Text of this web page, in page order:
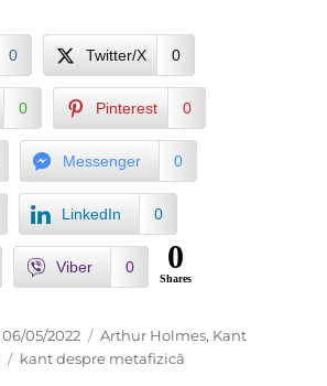
0 Twitter/X 0
0 Pinterest 0
Messenger 0
LinkedIn 0
Viber 0 0
Shares
Posted
on
06/05/2022 Categories
Arthur Holmes, Kant
Tags
kant despre metafizică